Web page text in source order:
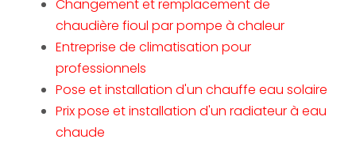
Changement et remplacement de
chaudière fioul par pompe à chaleur
Entreprise de climatisation pour
professionnels
Pose et installation d'un chauffe eau solaire
Prix pose et installation d'un radiateur à eau
chaude